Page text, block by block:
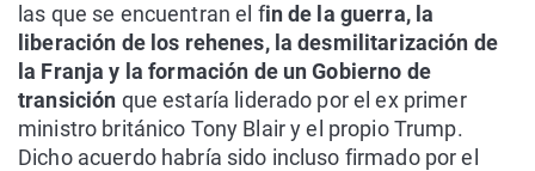
las que se encuentran el fin de la guerra, la
liberación de los rehenes, la desmilitarización de
la Franja y la formación de un Gobierno de
transición que estaría liderado por el ex primer
ministro británico Tony Blair y el propio Trump.
Dicho acuerdo habría sido incluso firmado por el